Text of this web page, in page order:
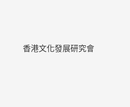
香港文化發展研究會